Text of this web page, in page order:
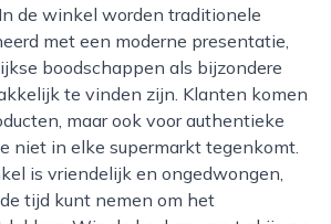
de winkel worden traditionele
met een moderne presentatie,
boodschappen als bijzondere
te vinden zijn. Klanten komen
maar ook voor authentieke
niet in elke supermarkt tegenkomt.
is vriendelijk en ongedwongen,
tijd kunt nemen om het